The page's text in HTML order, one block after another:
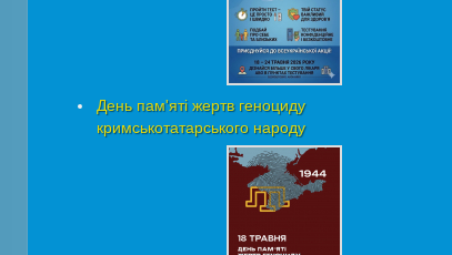
День пам'яті жертв геноциду
кримськотатарського народу